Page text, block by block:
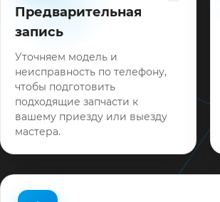
Предварительная
запись
Уточняем модель и
неисправность по телефону,
чтобы подготовить
подходящие запчасти к
вашему приезду или выезду
мастера.